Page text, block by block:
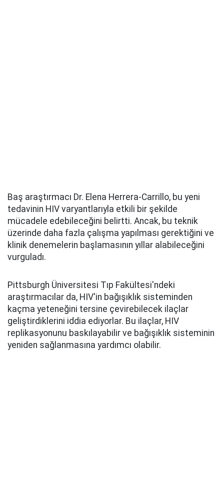
Baş araştırmacı Dr. Elena Herrera-Carrillo, bu yeni
tedavinin HIV varyantlarıyla etkili bir şekilde
mücadele edebileceğini belirtti. Ancak, bu teknik
üzerinde daha fazla çalışma yapılması gerektiğini ve
klinik denemelerin başlamasının yıllar alabileceğini
vurguladı.
Pittsburgh Üniversitesi Tıp Fakültesi'ndeki
araştırmacılar da, HIV'in bağışıklık sisteminden
kaçma yeteneğini tersine çevirebilecek ilaçlar
geliştirdiklerini iddia ediyorlar. Bu ilaçlar, HIV
replikasyonunu baskılayabilir ve bağışıklık sisteminin
yeniden sağlanmasına yardımcı olabilir.